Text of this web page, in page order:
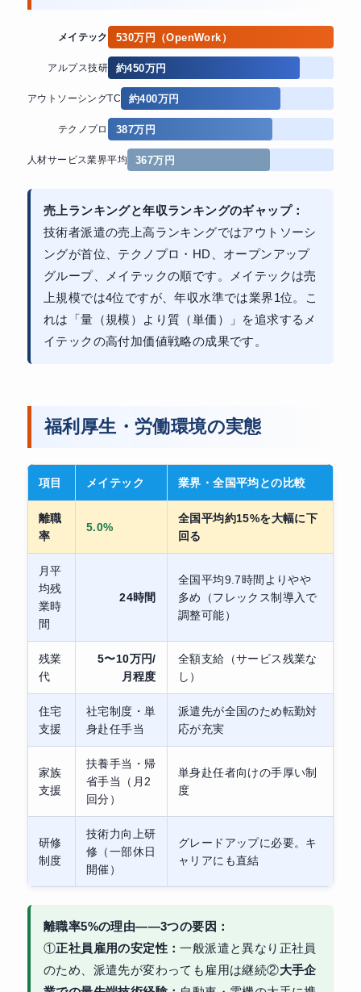
メイテック 530万円（OpenWork）
アルプス技研 約450万円
アウトソーシングTC 約400万円
テクノプロ 387万円
人材サービス業界平均 367万円
売上ランキングと年収ランキングのギャップ：
技術者派遣の売上高ランキングではアウトソーシ
ングが首位、テクノプロ・HD、オープンアップ
グループ、メイテックの順です。メイテックは売
上規模では4位ですが、年収水準では業界1位。こ
れは「量（規模）より質（単価）」を追求するメ
イテックの高付加価値戦略の成果です。
福利厚生・労働環境の実態
項目 メイテック 業界・全国平均との比較
離職
率
5.0%
全国平均約15%を大幅に下
回る
月平
均残
業時
間
24時間
全国平均9.7時間よりやや
多め（フレックス制導入で
調整可能）
残業
代
5〜10万円/
月程度
全額支給（サービス残業な
し）
住宅
支援
社宅制度・単
身赴任手当
派遣先が全国のため転勤対
応が充実
家族
支援
扶養手当・帰
省手当（月2
回分）
単身赴任者向けの手厚い制
度
研修
制度
技術力向上研
修（一部休日
開催）
グレードアップに必要。キ
ャリアにも直結
離職率5%の理由——3つの要因：
①正社員雇用の安定性：一般派遣と異なり正社員
のため、派遣先が変わっても雇用は継続②大手企